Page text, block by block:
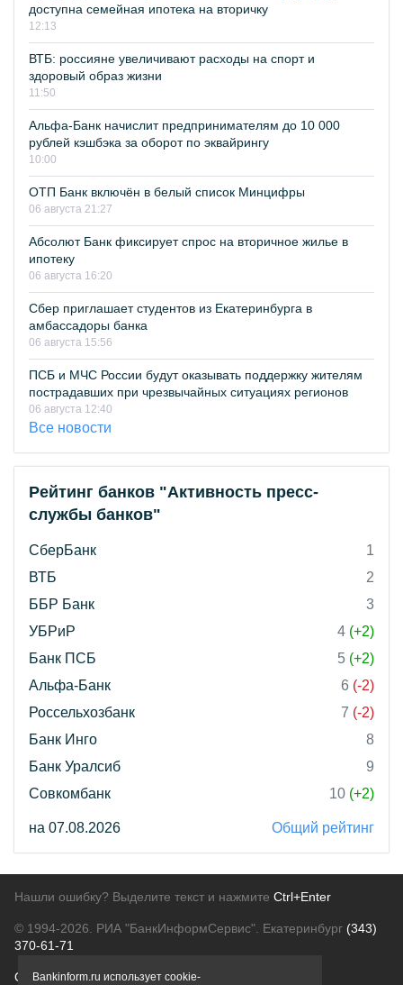
доступна семейная ипотека на вторичку
12:13
ВТБ: россияне увеличивают расходы на спорт и
здоровый образ жизни
11:50
Альфа-Банк начислит предпринимателям до 10 000
рублей кэшбэка за оборот по эквайрингу
10:00
ОТП Банк включён в белый список Минцифры
06 августа 21:27
Абсолют Банк фиксирует спрос на вторичное жилье в
ипотеку
06 августа 16:20
Сбер приглашает студентов из Екатеринбурга в
амбассадоры банка
06 августа 15:56
ПСБ и МЧС России будут оказывать поддержку жителям
пострадавших при чрезвычайных ситуациях регионов
06 августа 12:40
Все новости
Рейтинг банков "Активность пресс-
службы банков"
СберБанк
1
ВТБ
2
ББР Банк
3
УБРиР
4 (+2)
Банк ПСБ
5 (+2)
Альфа-Банк
6 (-2)
Россельхозбанк
7 (-2)
Банк Инго
8
Банк Уралсиб
9
Совкомбанк
10 (+2)
на 07.08.2026 Общий рейтинг
Нашли ошибку? Выделите текст и нажмите Ctrl+Enter
© 1994-2026. РИА "БанкИнформСервис". Екатеринбург (343)
370-61-71
О проектеПолитика конфиденциальности
Bankinform.ru использует cookie-